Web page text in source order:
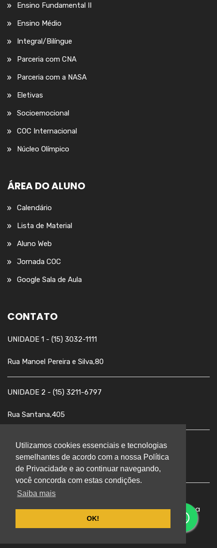
Utilizamos cookies essenciais e tecnologias
semelhantes de acordo com a nossa Política
de Privacidade e ao continuar navegando,
você concorda com estas condições.
Saiba mais
OK!
Ensino Fundamental II
Ensino Médio
Integral/Bilíngue
Parceria com CNA
Parceria com a NASA
Eletivas
Socioemocional
COC Internacional
Núcleo Olímpico
ÁREA DO ALUNO
Calendário
Lista de Material
Aluno Web
Jornada COC
Google Sala de Aula
CONTATO
UNIDADE 1 - (15) 3032-1111
Rua Manoel Pereira e Silva,80
UNIDADE 2 - (15) 3211-6797
Rua Santana,405
UNIDADE 3 - (15) 3211-3131
Avenida Pereira da Silva,1.555
© 2026 COC.Todos os direitos reservados|
Política
e Privacidade